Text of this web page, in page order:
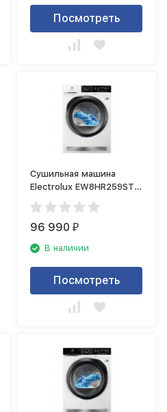
Посмотреть
Сушильная машина
Electrolux EW8HR259ST
PerfectCare
96 990₽
В наличии
Посмотреть